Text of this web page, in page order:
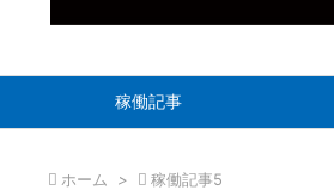
稼働記事
 ホーム >  稼働記事5